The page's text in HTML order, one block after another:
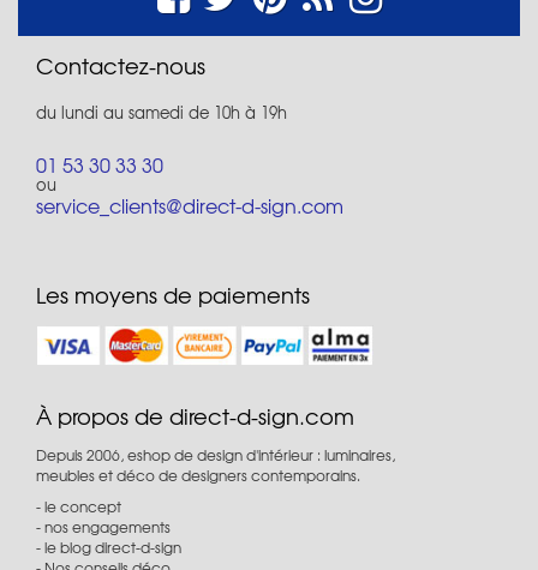
Contactez-nous
du lundi au samedi de 10h à 19h
01 53 30 33 30
ou
service_clients@direct-d-sign.com
Les moyens de paiements
À propos de direct-d-sign.com
Depuis 2006, eshop de design d'intérieur : luminaires,
meubles et déco de designers contemporains.
le concept
nos engagements
le blog direct-d-sign